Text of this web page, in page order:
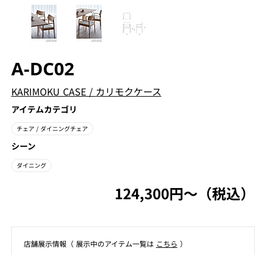
A-DC02
KARIMOKU CASE / カリモクケース
アイテムカテゴリ
チェア / ダイニングチェア
シーン
ダイニング
124,300円〜（税込）
店舗展⽰情報（ 展⽰中のアイテム⼀覧は こちら ）